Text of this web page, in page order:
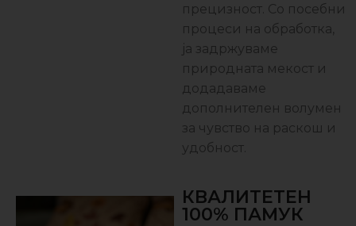
прецизност. Со посебни
процеси на обработка,
ја задржуваме
природната мекост и
додадаваме
дополнителен волумен
за чувство на раскош и
удобност.
КВАЛИТЕТЕН
100% ПАМУК